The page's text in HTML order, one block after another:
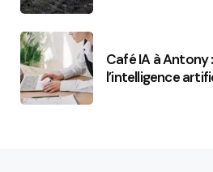
Café IA à
l’intelligence